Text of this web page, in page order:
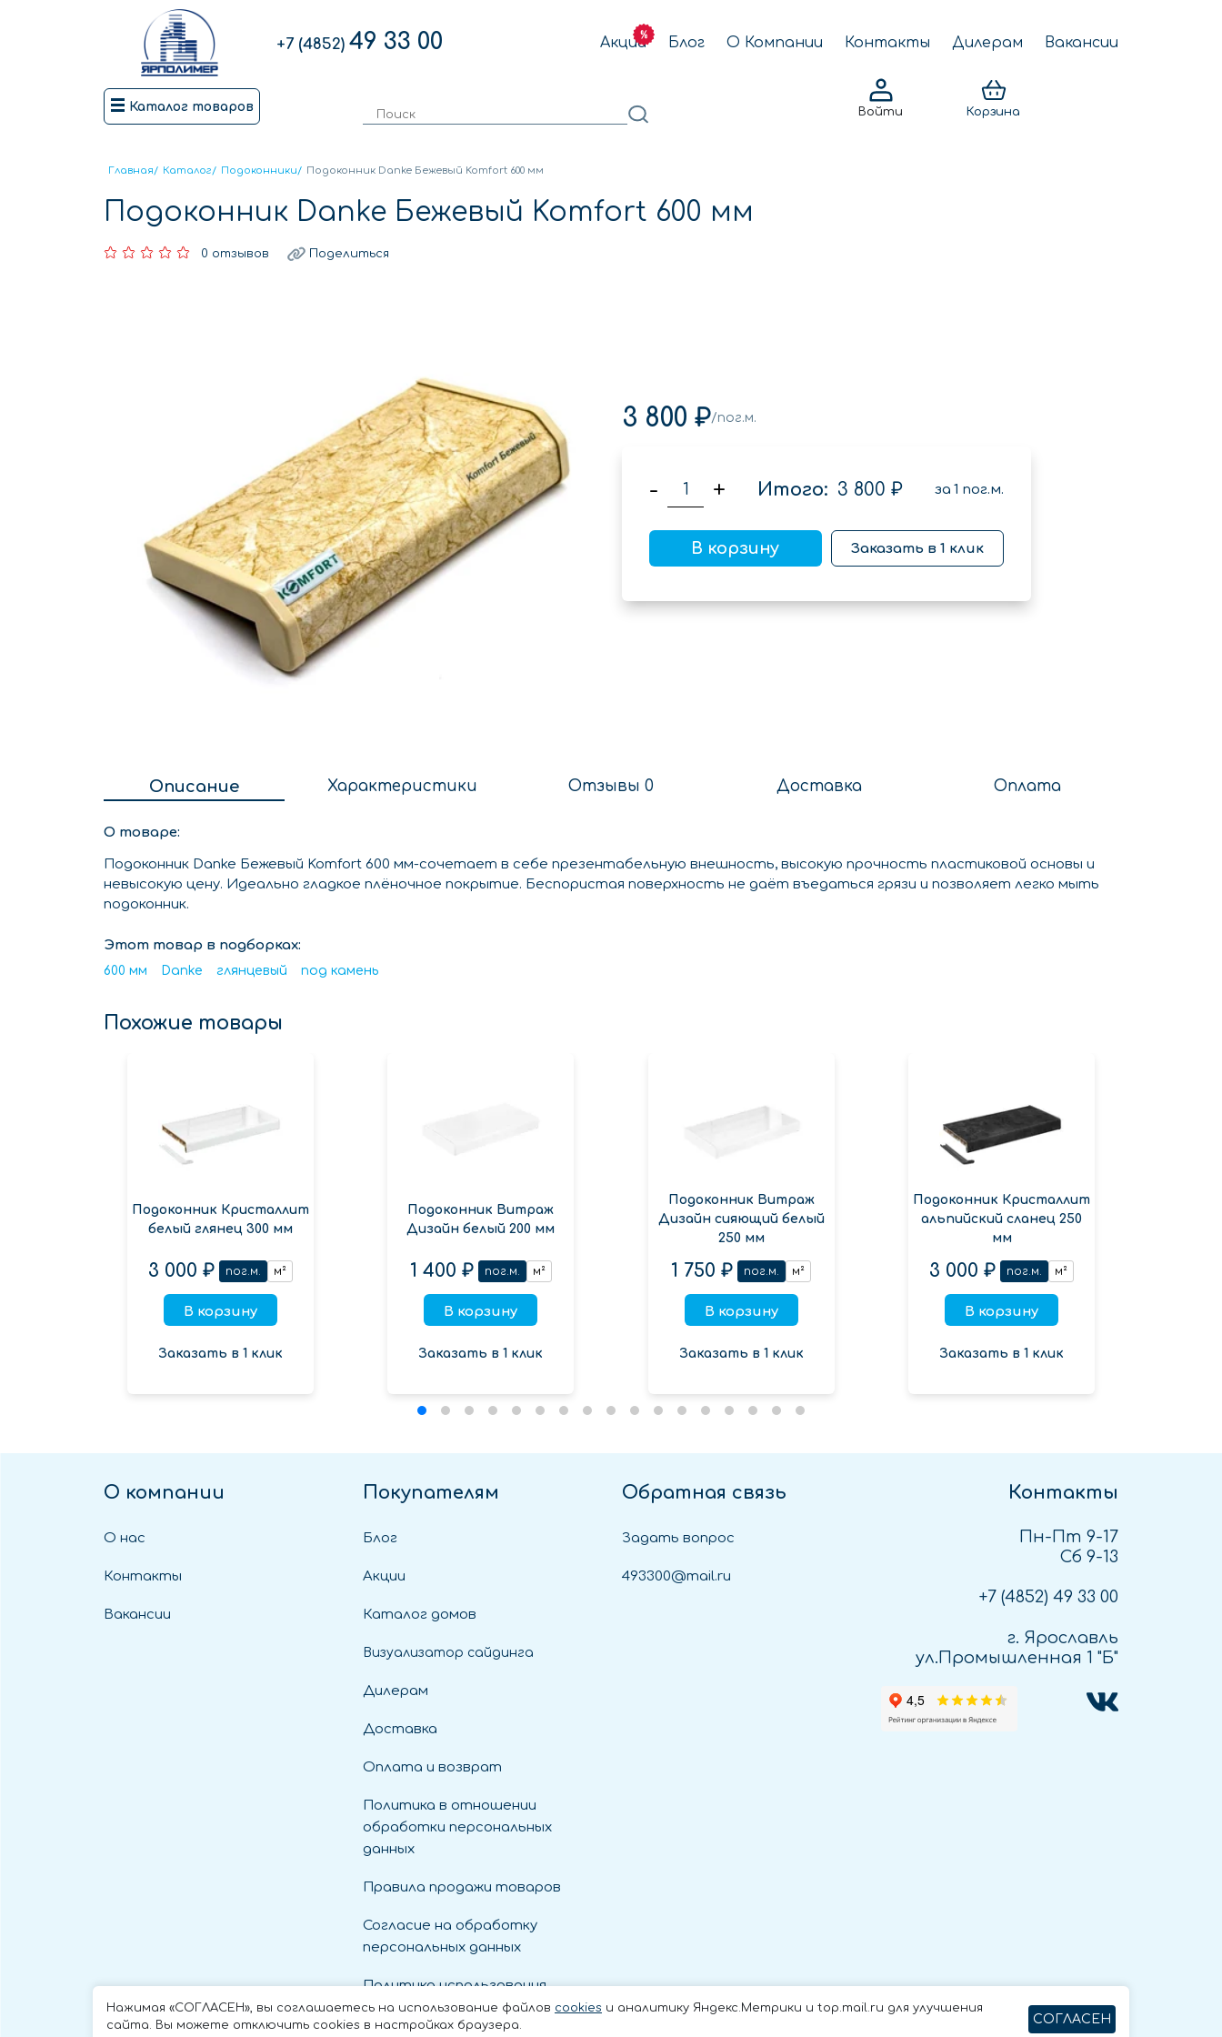
+7 (4852) 49 33 00 Акции Блог О Компании Контакты Дилерам Вакансии
Каталог товаров Войти Корзина
Главная/ Каталог/ Подоконники/ Подоконник Danke Бежевый Komfort 600 мм
Подоконник Danke Бежевый Komfort 600 мм
0 отзывов Поделиться
3 800 ₽/пог.м.
- + Итого: 3 800 ₽ за 1 пог.м.
В корзину Заказать в 1 клик
Описание Характеристики Отзывы 0 Доставка Оплата
О товаре:
Подоконник Danke Бежевый Komfort 600 мм-сочетает в себе презентабельную внешность, высокую прочность пластиковой основы и
невысокую цену. Идеально гладкое плёночное покрытие. Беспористая поверхность не даёт въедаться грязи и позволяет легко мыть
подоконник.
Этот товар в подборках:
600 мм Danke глянцевый под камень
Похожие товары
Подоконник Кристаллит
белый глянец 300 мм
3 000 ₽ пог.м. м²
В корзину
Заказать в 1 клик
Подоконник Витраж
Дизайн белый 200 мм
1 400 ₽ пог.м. м²
В корзину
Заказать в 1 клик
Подоконник Витраж
Дизайн сияющий белый
250 мм
1 750 ₽ пог.м. м²
В корзину
Заказать в 1 клик
Подоконник Кристаллит
альпийский сланец 250
мм
3 000 ₽ пог.м. м²
В корзину
Заказать в 1 клик
Нажимая «СОГЛАСЕН», вы соглашаетесь на использование файлов cookies и аналитику Яндекс.Метрики и top.mail.ru для улучшения
сайта. Вы можете отключить cookies в настройках браузера.
СОГЛАСЕН
О компании
О нас
Контакты
Вакансии
Покупателям
Блог
Акции
Каталог домов
Визуализатор сайдинга
Дилерам
Доставка
Оплата и возврат
Политика в отношении
обработки персональных
данных
Правила продажи товаров
Согласие на обработку
персональных данных
Политика использования
cookies
Обратная связь
Задать вопрос
493300@mail.ru
Контакты
Пн-Пт 9-17
Сб 9-13
+7 (4852) 49 33 00
г. Ярославль
ул.Промышленная 1 "Б"